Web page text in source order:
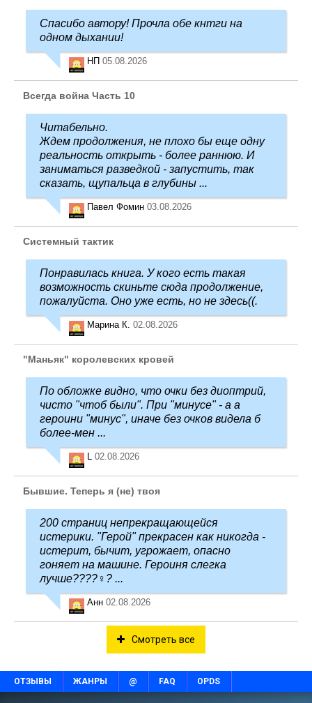
Спасибо автору! Прочла обе кнтги на
одном дыхании!
НП 05.08.2026
Всегда война Часть 10
Читабельно.
Ждем продолжения, не плохо бы еще одну
реальность открыть - более раннюю. И
заниматься разведкой - запустить, так
сказать, щупальца в глубины ...
Павел Фомин 03.08.2026
Системный тактик
Понравилась книга. У кого есть такая
возможность скиньте сюда продолжение,
пожалуйста. Оно уже есть, но не здесь((.
Марина К. 02.08.2026
"Маньяк" королевских кровей
По обложке видно, что очки без диоптрий,
чисто "чтоб были". При "минусе" - а а
героини "минус", иначе без очков видела б
более-мен ...
L 02.08.2026
Бывшие. Теперь я (не) твоя
200 страниц непрекращающейся
истерики. "Герой" прекрасен как никогда -
истерит, бычит, угрожает, опасно
гоняет на машине. Героиня слегка
лучше????‍♀️? ...
Анн 02.08.2026
Смотреть все
ОТЗЫВЫ ЖАНРЫ @ FAQ OPDS